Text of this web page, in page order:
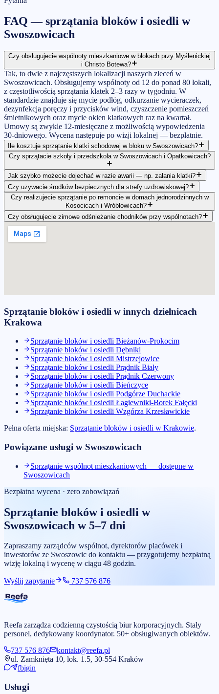
FAQ —sprzątania bloków i osiedli w
Swoszowicach
Czy obsługujecie wspólnoty mieszkaniowe w blokach przy Myślenickiej
i Christo Botewa?
Tak, to dwie z najczęstszych lokalizacji naszych zleceń w
Swoszowicach. Obsługujemy wspólnoty od 12 do ponad 80 lokali,
z częstotliwością sprzątania klatek 2–3 razy w tygodniu. W
standardzie znajduje się mycie podłóg, odkurzanie wycieraczek,
dezynfekcja poręczy i przycisków wind, czyszczenie pomieszczeń
śmietnikowych oraz mycie okien klatkowych raz na kwartał.
Umowy są zwykle 12-miesięczne z możliwością wypowiedzenia
30-dniowego. Wycena następuje po wizji lokalnej — bezpłatnie.
Ile kosztuje sprzątanie klatki schodowej w bloku w Swoszowicach?
Czy sprzątacie szkoły i przedszkola w Swoszowicach i Opatkowicach?
Jak szybko możecie dojechać w razie awarii — np. zalania klatki?
Czy używacie środków bezpiecznych dla strefy uzdrowiskowej?
Czy realizujecie sprzątanie po remoncie w domach jednorodzinnych w
Kosocicach i Wróblowicach?
Czy obsługujecie zimowe odśnieżanie chodników przy wspólnotach?
Sprzątanie bloków i osiedli w innych dzielnicach
Krakowa
Sprzątanie bloków i osiedli Bieżanów-Prokocim
Sprzątanie bloków i osiedli Dębniki
Sprzątanie bloków i osiedli Mistrzejowice
Sprzątanie bloków i osiedli Prądnik Biały
Sprzątanie bloków i osiedli Prądnik Czerwony
Sprzątanie bloków i osiedli Bieńczyce
Sprzątanie bloków i osiedli Podgórze Duchackie
Sprzątanie bloków i osiedli Łagiewniki-Borek Fałęcki
Sprzątanie bloków i osiedli Wzgórza Krzesławickie
Pełna oferta miejska: Sprzątanie bloków i osiedli w Krakowie.
Powiązane usługi w Swoszowicach
Sprzątanie wspólnot mieszkaniowych — dostępne w
Swoszowicach
Bezpłatna wycena · zero zobowiązań
Sprzątanie bloków i osiedli w
Swoszowicach w 5–7 dni
Zapraszamy zarządców wspólnot, dyrektorów placówek i
inwestorów ze Swoszowic do kontaktu — przygotujemy bezpłatną
wizję lokalną i wycenę w ciągu 48 godzin.
Wyślij zapytanie 737 576 876
Reefa zarządza codzienną czystością biur korporacyjnych. Stały
personel, dedykowany koordynator. 50+ obsługiwanych obiektów.
737 576 876
kontakt@reefa.pl
ul. Zamknięta 10, lok. 1.5, 30-554 Kraków
fbigin
Usługi